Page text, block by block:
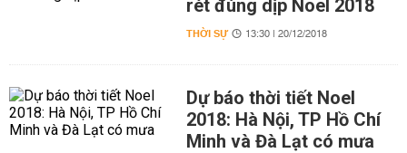
rét đúng dịp Noel 2018
THỜI SỰ 13:30 | 20/12/2018
Dự báo thời tiết Noel
2018: Hà Nội, TP Hồ Chí
Minh và Đà Lạt có mưa